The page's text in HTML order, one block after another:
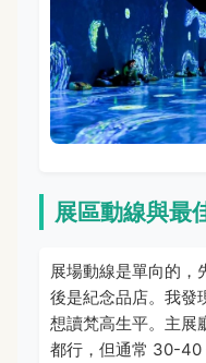
展區動線與最
展場動線是單向的，
後是紀念品店。我發
想讀梵高生平。主展
都行，但通常 30-40